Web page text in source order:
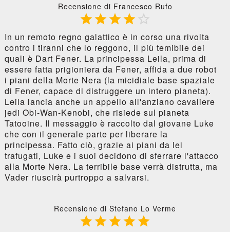
Recensione di Francesco Rufo
 
In un remoto regno galattico è in corso una rivolta
contro i tiranni che lo reggono, il più temibile dei
quali è Dart Fener. La principessa Leila, prima di
essere fatta prigioniera da Fener, affida a due robot
i piani della Morte Nera (la micidiale base spaziale
di Fener, capace di distruggere un intero pianeta).
Leila lancia anche un appello all'anziano cavaliere
jedi Obi-Wan-Kenobi, che risiede sul pianeta
Tatooine. Il messaggio è raccolto dal giovane Luke
che con il generale parte per liberare la
principessa. Fatto ciò, grazie ai piani da lei
trafugati, Luke e i suoi decidono di sferrare l'attacco
alla Morte Nera. La terribile base verrà distrutta, ma
Vader riuscirà purtroppo a salvarsi.
Recensione di Stefano Lo Verme
